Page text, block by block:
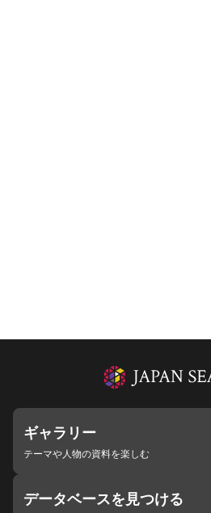
ギャラリー
テーマや人物の資料を楽しむ
データベースを見つける